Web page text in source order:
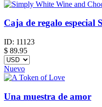
Caja de regalo especial
ID: 11123
$ 89.95
Nuevo
Una muestra de amor